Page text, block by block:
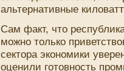
альтернативные
Сам факт, что
можно только
сектора экономики
оцени­ли готовность